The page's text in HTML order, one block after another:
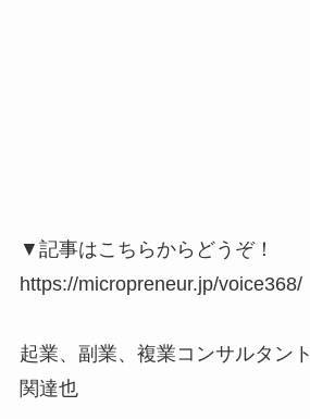
▼記事はこちらからどうぞ！
https://micropreneur.jp/voice368/
起業、副業、複業コンサルタント
関達也